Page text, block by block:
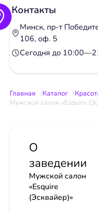
Контакты
Минск, пр-т
106, оф. 5
Сегодня до
Главная Каталог
Мужской салон «Esquire
О
заведении
Мужской салон
«Esquire
(Эсквайер)»